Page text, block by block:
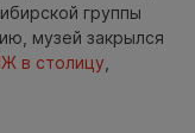
группы
музей закрылся
в столицу